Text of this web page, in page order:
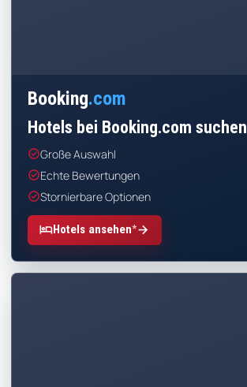
Booking.com
Hotels bei Booking.com suchen
check_circleGroße Auswahl
check_circleEchte Bewertungen
check_circleStornierbare Optionen
hotelHotels ansehen*arrow_forward